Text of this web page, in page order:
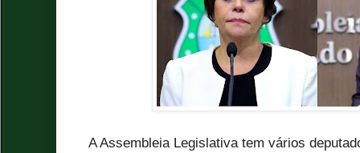
A Assembleia Legislativa tem vários